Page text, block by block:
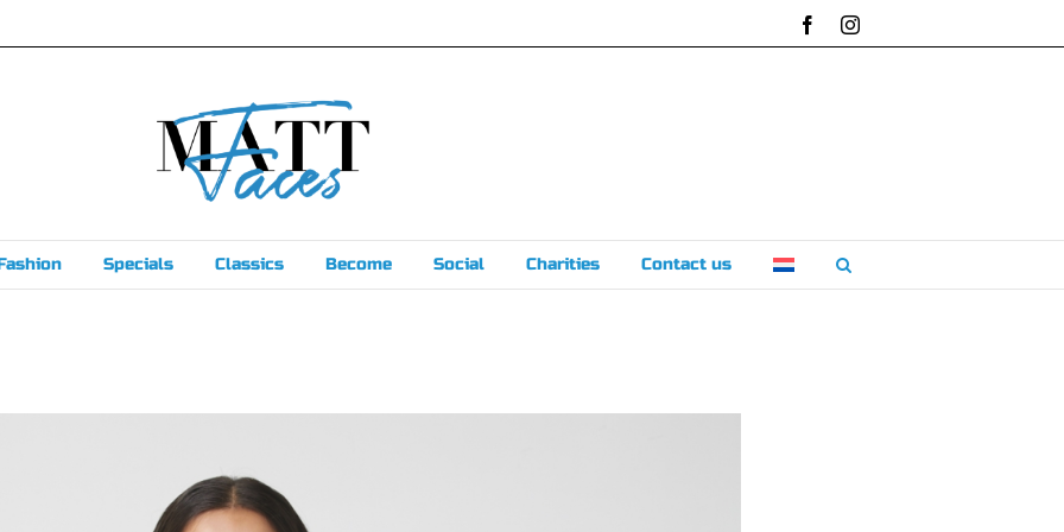
FacebookInstagram
Specials Classics Become Social Charities Contact us